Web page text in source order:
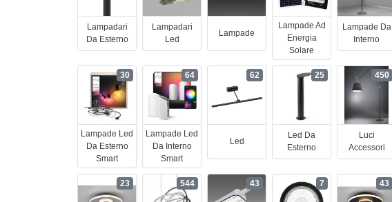
Lampadari
Da Esterno
Lampadari
Led
Lampade
Lampade Ad
Energia
Solare
Lampade Da
Interno
Lampade Led
Da Esterno
Smart
30
Lampade Led
Da Interno
Smart
64
Led
62
Led Da
Esterno
25
Luci
Accessori
450
23 544 43 7 43